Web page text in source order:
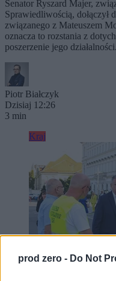
prod zero - Do Not
Senator Ryszard Majer,
Sprawiedliwością, dołączył
związanego z Mateuszem
oznacza to rozstania z
poszerzenie jego działalności.
Piotr Białczyk
Dzisiaj 12:26
3 min
Kraj